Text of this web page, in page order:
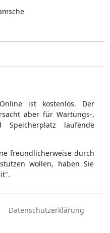
ist kostenlos. Der
aber für Wartungs-,
Speicherplatz laufende
freundlicherweise durch
wollen, haben Sie
Datenschutzerklärung